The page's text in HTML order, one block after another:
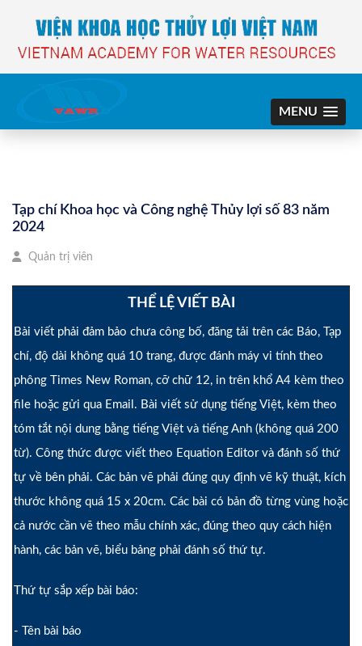
MENU
Tạp chí Khoa học và Công nghệ Thủy lợi số 83 năm
2024
Quản trị viên
THỂ LỆ VIẾT BÀI
Bài viết phải đảm bảo chưa công bố, đăng tải trên các Báo, Tạp
chí, độ dài không quá 10 trang, được đánh máy vi tính theo
phông Times New Roman, cỡ chữ 12, in trên khổ A4 kèm theo
file hoặc gửi qua Email. Bài viết sử dụng tiếng Việt, kèm theo
tóm tắt nội dung bằng tiếng Việt và tiếng Anh (không quá 200
từ). Công thức được viết theo Equation Editor và đánh số thứ
tự về bên phải. Các bản vẽ phải đúng quy định vẽ kỹ thuật, kích
thước không quá 15 x 20cm. Các bài có bản đồ từng vùng hoặc
cả nước cần vẽ theo mẫu chính xác, đúng theo quy cách hiện
hành, các bản vẽ, biểu bảng phải đánh số thứ tự.
Thứ tự sắp xếp bài báo:
- Tên bài báo